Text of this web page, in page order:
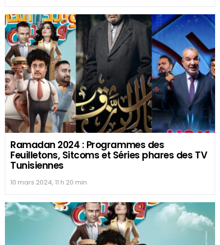
Ramadan 2024 : Programmes des
Feuilletons, Sitcoms et Séries phares des TV
Tunisiennes
10 mars 2024, 11 h 20 min